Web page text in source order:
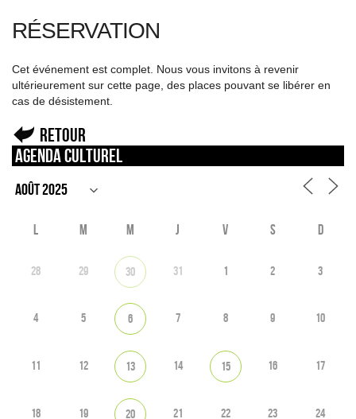
RÉSERVATION
Cet événement est complet. Nous vous invitons à revenir
ultérieurement sur cette page, des places pouvant se libérer en
cas de désistement.
Retour
Agenda culturel
L M M J V S D
28 29 30 31 1 2 3
4 5 6 7 8 9 10
11 12 13 14 15 16 17
18 19 20 21 22 23 24